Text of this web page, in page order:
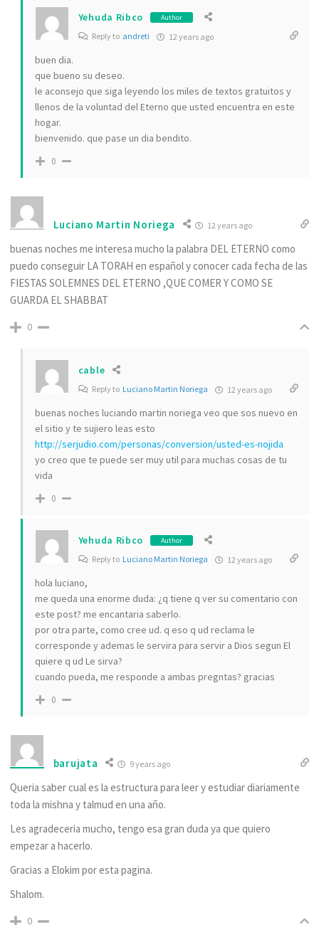
Yehuda Ribco Author
Reply to andreti 12 years ago
buen dia.
que bueno su deseo.
le aconsejo que siga leyendo los miles de textos gratuitos y
llenos de la voluntad del Eterno que usted encuentra en este
hogar.
bienvenido. que pase un dia bendito.
0
Luciano Martin Noriega 12 years ago
buenas noches me interesa mucho la palabra DEL ETERNO como
puedo conseguir LA TORAH en español y conocer cada fecha de las
FIESTAS SOLEMNES DEL ETERNO ,QUE COMER Y COMO SE
GUARDA EL SHABBAT
0
cable
Reply to Luciano Martin Noriega 12 years ago
buenas noches luciando martin noriega veo que sos nuevo en
el sitio y te sujiero leas esto
http://serjudio.com/personas/conversion/usted-es-nojida
yo creo que te puede ser muy util para muchas cosas de tu
vida
0
Yehuda Ribco Author
Reply to Luciano Martin Noriega 12 years ago
hola luciano,
me queda una enorme duda: ¿q tiene q ver su comentario con
este post? me encantaria saberlo.
por otra parte, como cree ud. q eso q ud reclama le
corresponde y ademas le servira para servir a Dios segun El
quiere q ud Le sirva?
cuando pueda, me responde a ambas pregntas? gracias
0
barujata 9 years ago
Queria saber cual es la estructura para leer y estudiar diariamente
toda la mishna y talmud en una año.
Les agradeceria mucho, tengo esa gran duda ya que quiero
empezar a hacerlo.
Gracias a Elokim por esta pagina.
Shalom.
0